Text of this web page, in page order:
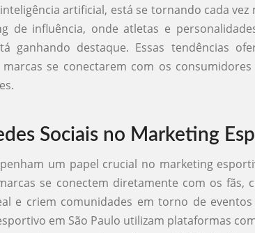
artificial, está se tornando cada vez
de influência, onde atletas e
ganhando destaque. Essas tendências
se conectarem com os
Sociais no Marketing
um papel crucial no marketing
se conectem diretamente com os fãs,
e criem comunidades em torno de eventos
em São Paulo utilizam plataformas